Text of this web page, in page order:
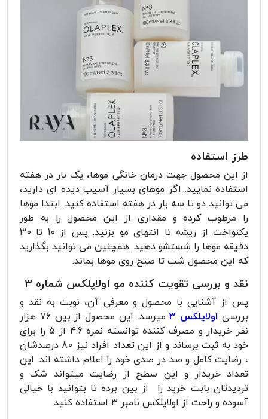
طرز استفاده
از این محصول جهت درمان خانگی موها، یک بار در هفته
استفاده نمایید. اگر موهای بسیار آسیب دیده ای دارید،
می توانید دو تا سه بار در هفته استفاده کنید. ابتدا موها
را مرطوب کرده و مقداری از این محصول را به طور
یکنواخت از ریشه تا انتهای مو بزنید. پس از 10 تا 30
دقیقه موها را شستشو دهید. همچنین می توانید بگذارید
که این محصول شب تا صبح روی موها بماند.
نقد و بررسی تقویت کننده مو اولاپلکس شماره 3
پس از آشنایی با محصول و معرفی آن، نوبت به نقد و
بررسیاولاپلکس 3
میرسد. این محصول از بین 76 هزار
نفر خریدار و مصرف کننده توانسته نمره 4.6 از 5 را برای
خود به ثبت برساند و از این تعداد افراد نیز 80 درصدشان
، رضایت کامل و صد در صدی خود را اعلام داشته اند. این
تعداد خریدار و این سطح از رضایت میتواند شک و
تردیدتان بابت خرید را از بین برده تا بتوانید با خیالی
آسوده و راحت از اولاپلکس نامبر 3 استفاده کنید.